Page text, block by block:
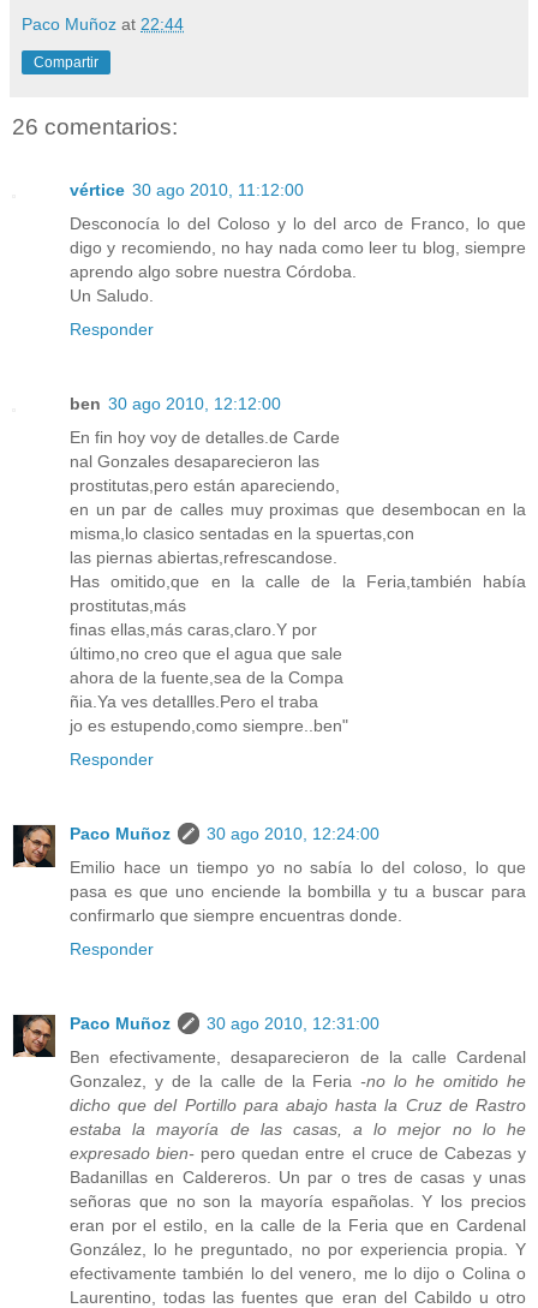
Paco Muñoz at 22:44
Compartir
26 comentarios:
vértice 30 ago 2010, 11:12:00
Desconocía lo del Coloso y lo del arco de Franco, lo que
digo y recomiendo, no hay nada como leer tu blog, siempre
aprendo algo sobre nuestra Córdoba.
Un Saludo.
Responder
ben 30 ago 2010, 12:12:00
En fin hoy voy de detalles.de Carde
nal Gonzales desaparecieron las
prostitutas,pero están apareciendo,
en un par de calles muy proximas que desembocan en la
misma,lo clasico sentadas en la spuertas,con
las piernas abiertas,refrescandose.
Has omitido,que en la calle de la Feria,también había
prostitutas,más
finas ellas,más caras,claro.Y por
último,no creo que el agua que sale
ahora de la fuente,sea de la Compa
ñia.Ya ves detallles.Pero el traba
jo es estupendo,como siempre..ben"
Responder
Paco Muñoz
30 ago 2010, 12:24:00
Emilio hace un tiempo yo no sabía lo del coloso, lo que
pasa es que uno enciende la bombilla y tu a buscar para
confirmarlo que siempre encuentras donde.
Responder
Paco Muñoz
30 ago 2010, 12:31:00
Ben efectivamente, desaparecieron de la calle Cardenal
Gonzalez, y de la calle de la Feria-no lo he omitido he
dicho que del Portillo para abajo hasta la Cruz de Rastro
estaba la mayoría de las casas, a lo mejor no lo he
expresado bien- pero quedan entre el cruce de Cabezas y
Badanillas en Caldereros. Un par o tres de casas y unas
señoras que no son la mayoría españolas. Y los precios
eran por el estilo, en la calle de la Feria que en Cardenal
González, lo he preguntado, no por experiencia propia. Y
efectivamente también lo del venero, me lo dijo o Colina o
Laurentino, todas las fuentes que eran del Cabildo u otro